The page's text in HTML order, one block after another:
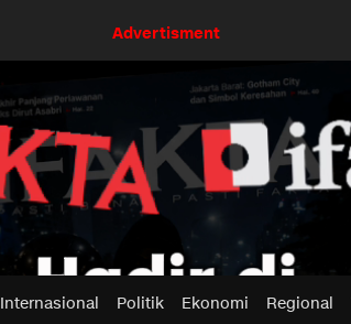
Advertisment
Internasional Politik Ekonomi Regional